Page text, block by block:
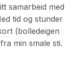
samarbeid med
tid og stunder
(bolledeigen
min smale sti.